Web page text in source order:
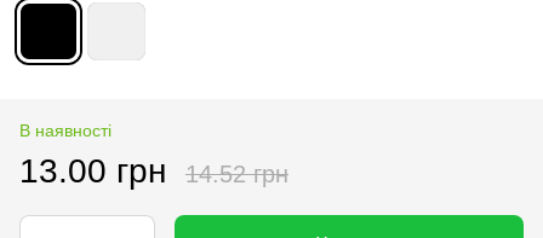
В наявності
13.00 грн 14.52 грн